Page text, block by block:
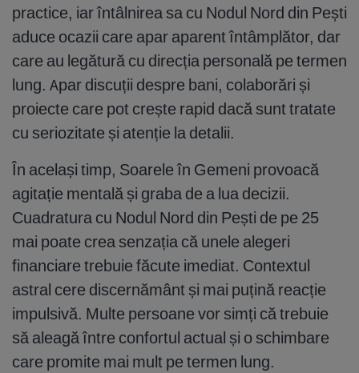
practice, iar întâlnirea sa cu Nodul Nord din Pești
aduce ocazii care apar aparent întâmplător, dar
care au legătură cu direcția personală pe termen
lung. Apar discuții despre bani, colaborări și
proiecte care pot crește rapid dacă sunt tratate
cu seriozitate și atenție la detalii.
În același timp, Soarele în Gemeni provoacă
agitație mentală și graba de a lua decizii.
Cuadratura cu Nodul Nord din Pești de pe 25
mai poate crea senzația că unele alegeri
financiare trebuie făcute imediat. Contextul
astral cere discernământ și mai puțină reacție
impulsivă. Multe persoane vor simți că trebuie
să aleagă între confortul actual și o schimbare
care promite mai mult pe termen lung.